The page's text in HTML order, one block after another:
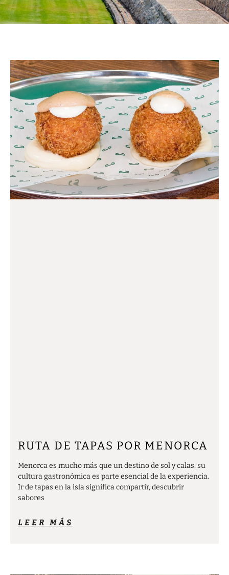
RUTA DE TAPAS POR MENORCA
Menorca es mucho más que un destino de sol y calas: su
cultura gastronómica es parte esencial de la experiencia.
Ir de tapas en la isla significa compartir, descubrir
sabores
LEER MÁS